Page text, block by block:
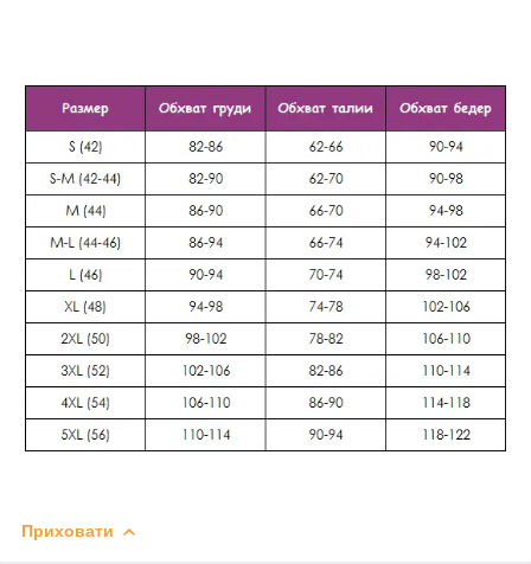
Приховати